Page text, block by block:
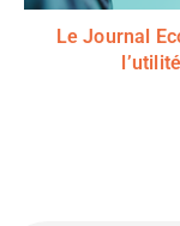
Le Journal